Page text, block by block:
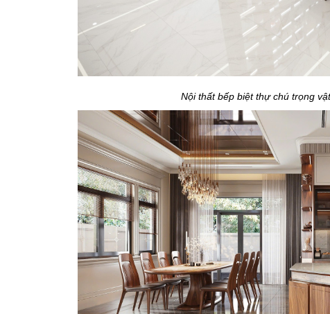
Nội thất bếp biệt thự chú trọng